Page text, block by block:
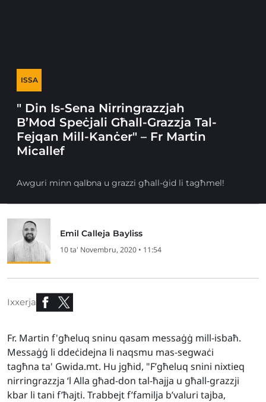
ISSA
" Din Is-Sena Nirringrazzjah
B’Mod Speċjali Għall-Grazzja Tal-
Fejqan Mill-Kanċer" – Fr Martin
Micallef
Awguri minn qalbna u grazzi għall-ġid li tagħmel!
Emil Calleja Bayliss
10 ta' Novembru, 2020 • 11:54
Ixxerja
Fr. Martin f'għeluq sninu qasam messaġġ mill-isbaħ.
Messaġġ li ddeċidejna li naqsmu mas-segwaċi
tagħna ta' Gwida.mt. Hu jgħid, "F’għeluq snini nixtieq
nirringrazzja ‘l Alla għad-don tal-ħajja u għall-grazzji
kbar li tani f’ħajti. Trabbejt f’familja b’valuri tajba,